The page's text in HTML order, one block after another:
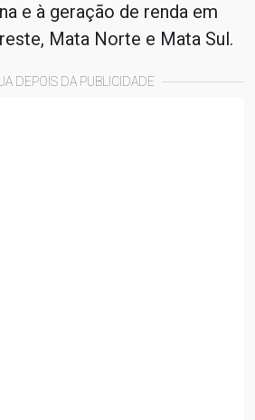
e à geração de renda em
Mata Norte e Mata Sul.
DEPOIS DA PUBLICIDADE